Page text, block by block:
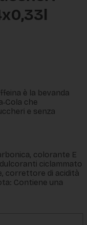
è la bevanda
che
e senza
colorante E
ciclammato
correttore di acidità
Contiene una